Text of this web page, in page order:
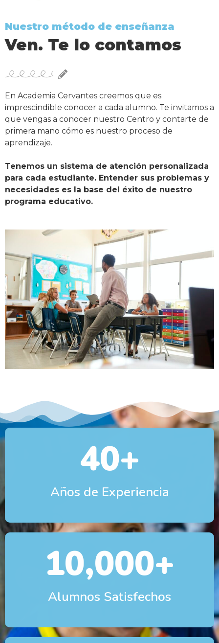
Nuestro método de enseñanza
Ven. Te lo contamos
En Academia Cervantes creemos que es
imprescindible conocer a cada alumno. Te invitamos a
que vengas a conocer nuestro Centro y contarte de
primera mano cómo es nuestro proceso de
aprendizaje.
Tenemos un sistema de atención personalizada
para cada estudiante. Entender sus problemas y
necesidades es la base del éxito de nuestro
programa educativo.
Años de Experiencia
40+
Alumnos Satisfechos
10,000+